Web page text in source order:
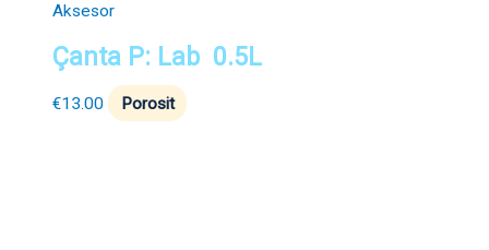
Aksesor
Çanta P: Lab 0.5L
€13.00 Porosit